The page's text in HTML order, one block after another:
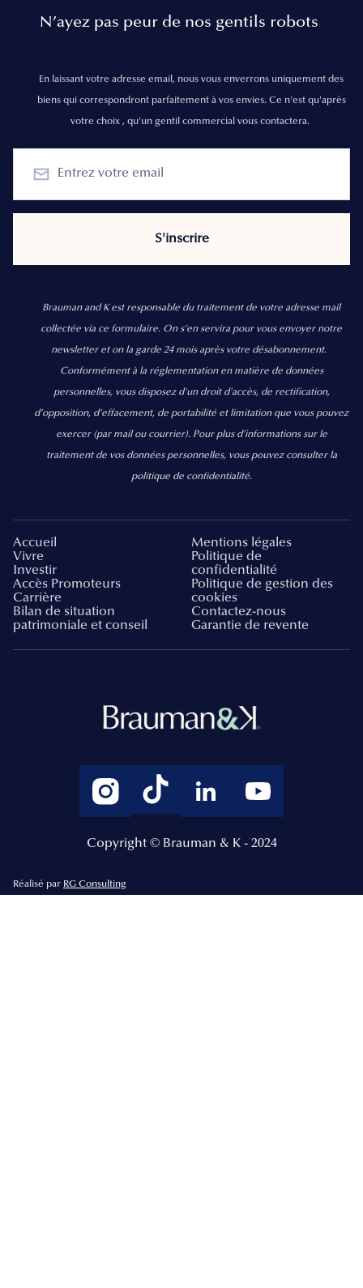
N’ayez pas peur de nos gentils robots
En laissant votre adresse email, nous vous enverrons uniquement des
biens qui correspondront parfaitement à vos envies. Ce n'est qu'après
votre choix , qu'un gentil commercial vous contactera.
Brauman and K est responsable du traitement de votre adresse mail
collectée via ce formulaire. On s’en servira pour vous envoyer notre
newsletter et on la garde 24 mois après votre désabonnement.
Conformément à la réglementation en matière de données
personnelles, vous disposez d'un droit d'accès, de rectification,
d’opposition, d’effacement, de portabilité et limitation que vous pouvez
exercer (par mail ou courrier). Pour plus d’informations sur le
traitement de vos données personnelles, vous pouvez consulter la
politique de confidentialité.
Accueil
Vivre
Investir
Accès Promoteurs
Carrière
Bilan de situation
patrimoniale et conseil
Mentions légales
Politique de
confidentialité
Politique de gestion des
cookies
Contactez-nous
Garantie de revente
Copyright © Brauman & K - 2024
Réalisé par RG Consulting